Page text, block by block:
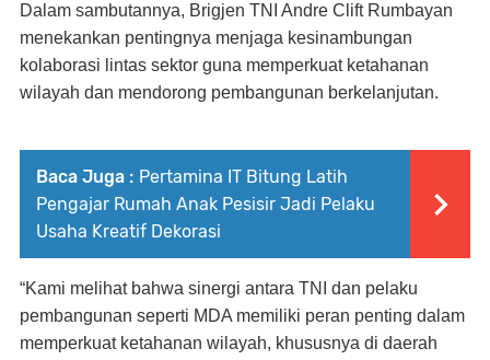
Dalam sambutannya, Brigjen TNI Andre Clift Rumbayan
menekankan pentingnya menjaga kesinambungan
kolaborasi lintas sektor guna memperkuat ketahanan
wilayah dan mendorong pembangunan berkelanjutan.
Baca Juga : Pertamina IT Bitung Latih
Pengajar Rumah Anak Pesisir Jadi Pelaku
Usaha Kreatif Dekorasi
“Kami melihat bahwa sinergi antara TNI dan pelaku
pembangunan seperti MDA memiliki peran penting dalam
memperkuat ketahanan wilayah, khususnya di daerah